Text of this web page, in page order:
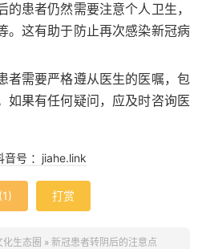
的患者仍然需要注意个人卫生，
。这有助于防止再次感染新冠病
者需要严格遵从医生的医嘱，包
如果有任何疑问，应及时咨询医
音号 ：jiahe.link
1) 打赏
化生态圈 » 新冠患者转阴后的注意点